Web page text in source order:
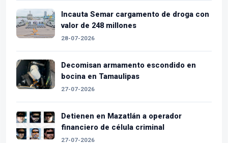
Incauta Semar cargamento de droga con
valor de 248 millones
28-07-2026
Decomisan armamento escondido en
bocina en Tamaulipas
27-07-2026
Detienen en Mazatlán a operador
financiero de célula criminal
27-07-2026